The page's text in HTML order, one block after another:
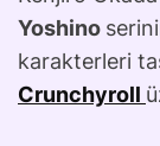
Yoshino
karakterleri
Crunchyroll